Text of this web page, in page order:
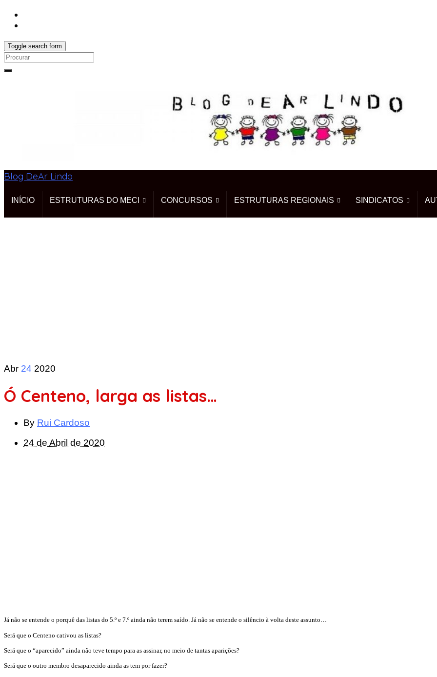
Toggle search form
Search
Blog DeAr Lindo
INÍCIO ESTRUTURAS DO MECI CONCURSOS ESTRUTURAS REGIONAIS SINDICATOS
Abr 24 2020
Ó Centeno, larga as listas…
By Rui Cardoso
24 de Abril de 2020
Já não se entende o porquê das listas do 5.º e 7.º ainda não terem saído. Já não se entende o silêncio à volta deste assunto…
Será que o Centeno cativou as listas?
Será que o “aparecido” ainda não teve tempo para as assinar, no meio de tantas aparições?
Será que o outro membro desaparecido ainda as tem por fazer?